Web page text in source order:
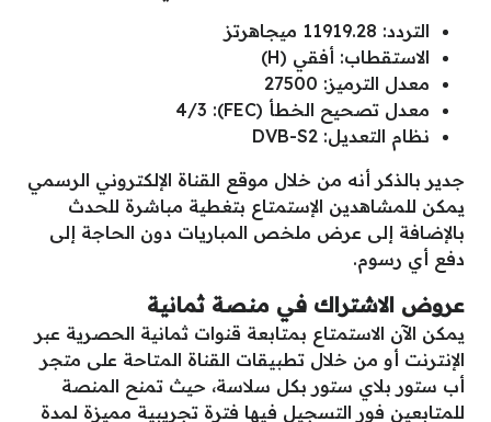
التردد: 11919.28 ميجاهرتز
الاستقطاب: أفقي (H)
معدل الترميز: 27500
معدل تصحيح الخطأ (FEC): 4/3
نظام التعديل: DVB-S2
جدير بالذكر أنه من خلال موقع القناة الإلكتروني الرسمي
يمكن للمشاهدين الإستمتاع بتغطية مباشرة للحدث
بالإضافة إلى عرض ملخص المباريات دون الحاجة إلى
دفع أي رسوم.
عروض الاشتراك في منصة ثمانية
يمكن الآن الاستمتاع بمتابعة قنوات ثمانية الحصرية عبر
الإنترنت أو من خلال تطبيقات القناة المتاحة على متجر
أب ستور بلاي ستور بكل سلاسة، حيث تمنح المنصة
للمتابعين فور التسجيل فيها فترة تجريبية مميزة لمدة